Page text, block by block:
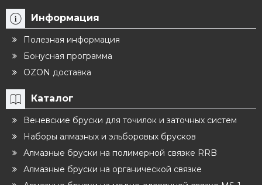
Информация
Полезная информация
Бонусная программа
OZON доставка
Каталог
Веневские бруски для точилок и заточных систем
Наборы алмазных и эльборовых брусков
Алмазные бруски на полимерной связке RRB
Алмазные бруски на органической связке